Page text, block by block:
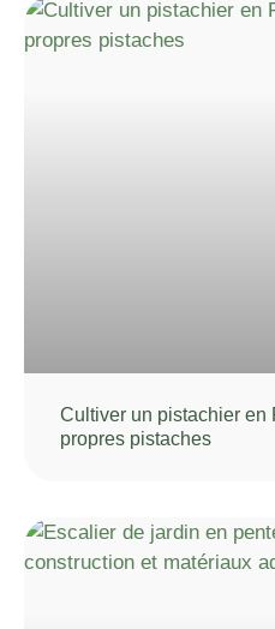
Cultiver un pistachier en
propres pistaches